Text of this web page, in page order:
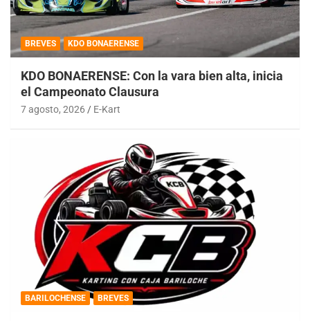
BREVES KDO BONAERENSE
KDO BONAERENSE: Con la vara bien alta, inicia
el Campeonato Clausura
7 agosto, 2026 E-Kart
BARILOCHENSE BREVES